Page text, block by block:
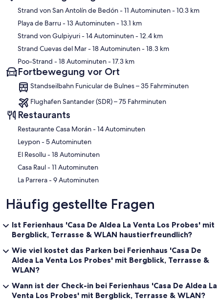
Karte
Strand von San Antolín de Bedón- 11 Autominuten- 10.3 km
Playa de Barru - 13 Autominuten- 13.1 km
Strand von Gulpiyuri- 14 Autominuten- 12.4 km
Strand Cuevas del Mar- 18 Autominuten- 18.3 km
Poo-Strand - 18 Autominuten- 17.3 km
Fortbewegung vor Ort
Standseilbahn Funicular de Bulnes – 35 Fahrminuten
Flughafen Santander (SDR) – 75 Fahrminuten
Restaurants
‪Restaurante Casa Morán - ‬14 Autominuten
‪Leypon - ‬5 Autominuten
‪El Resollu - ‬18 Autominuten
‪Casa Raul - ‬11 Autominuten
‪La Parrera - ‬9 Autominuten
Häufig gestellte Fragen
Ist Ferienhaus 'Casa De Aldea La Venta Los Probes' mit
Bergblick, Terrasse & WLAN haustierfreundlich?
Wie viel kostet das Parken bei Ferienhaus 'Casa De
Aldea La Venta Los Probes' mit Bergblick, Terrasse &
WLAN?
Wann ist der Check-in bei Ferienhaus 'Casa De Aldea La
Venta Los Probes' mit Bergblick, Terrasse & WLAN?